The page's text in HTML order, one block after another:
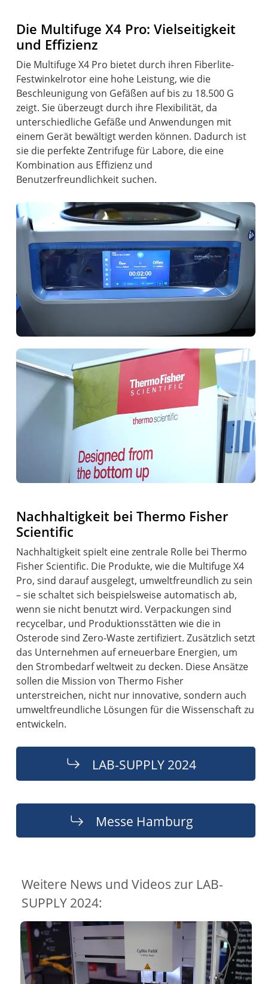
Die Multifuge X4 Pro: Vielseitigkeit
und Effizienz
Die Multifuge X4 Pro bietet durch ihren Fiberlite-
Festwinkelrotor eine hohe Leistung, wie die
Beschleunigung von Gefäßen auf bis zu 18.500 G
zeigt. Sie überzeugt durch ihre Flexibilität, da
unterschiedliche Gefäße und Anwendungen mit
einem Gerät bewältigt werden können. Dadurch ist
sie die perfekte Zentrifuge für Labore, die eine
Kombination aus Effizienz und
Benutzerfreundlichkeit suchen.
Nachhaltigkeit bei Thermo Fisher
Scientific
Nachhaltigkeit spielt eine zentrale Rolle bei Thermo
Fisher Scientific. Die Produkte, wie die Multifuge X4
Pro, sind darauf ausgelegt, umweltfreundlich zu sein
– sie schaltet sich beispielsweise automatisch ab,
wenn sie nicht benutzt wird. Verpackungen sind
recycelbar, und Produktionsstätten wie die in
Osterode sind Zero-Waste zertifiziert. Zusätzlich setzt
das Unternehmen auf erneuerbare Energien, um
den Strombedarf weltweit zu decken. Diese Ansätze
sollen die Mission von Thermo Fisher
unterstreichen, nicht nur innovative, sondern auch
umweltfreundliche Lösungen für die Wissenschaft zu
entwickeln.
LAB-SUPPLY 2024
Messe Hamburg
Weitere News und Videos zur LAB-
SUPPLY 2024: